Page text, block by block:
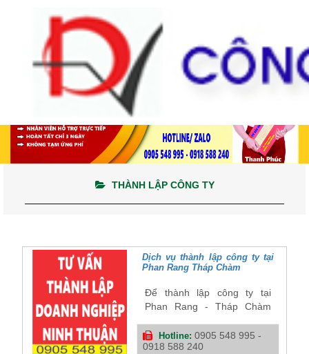
THÀNH LẬP CÔNG TY
Dịch vụ thành lập công ty tại
Phan Rang Tháp Chàm
Để thành lập công ty tại
Phan Rang - Tháp Chàm
bị những gì khi làm các thủ
tục pháp lý? Quý khách vui
Hotline: 0905 548 995 -
0918 588 240